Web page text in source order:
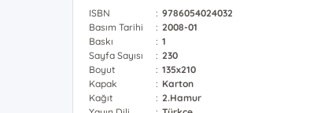
ISBN : 9786054024032
Basım Tarihi
: 2008-01
Baskı
: 1
Sayfa Sayısı
: 230
Boyut
: 135x210
Kapak
: Karton
Kağıt
: 2.Hamur